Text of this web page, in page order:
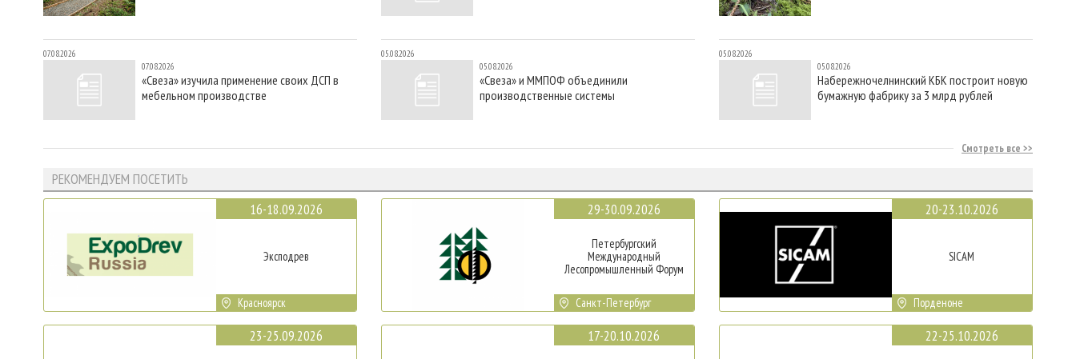
07.08.2026
07.08.2026
«Свеза» изучила применение своих ДСП в
мебельном производстве
05.08.2026
05.08.2026
«Свеза» и ММПОФ объединили
производственные системы
05.08.2026
05.08.2026
Набережночелнинский КБК построит новую
бумажную фабрику за 3 млрд рублей
Смотреть все
РЕКОМЕНДУЕМ ПОСЕТИТЬ
16-18.09.2026
Эксподрев
Красноярск
23-25.09.2026
29-30.09.2026
Петербургский
Международный
Лесопромышленный Форум
Санкт-Петербург
17-20.10.2026
20-23.10.2026
SICAM
Порденоне
22-25.10.2026